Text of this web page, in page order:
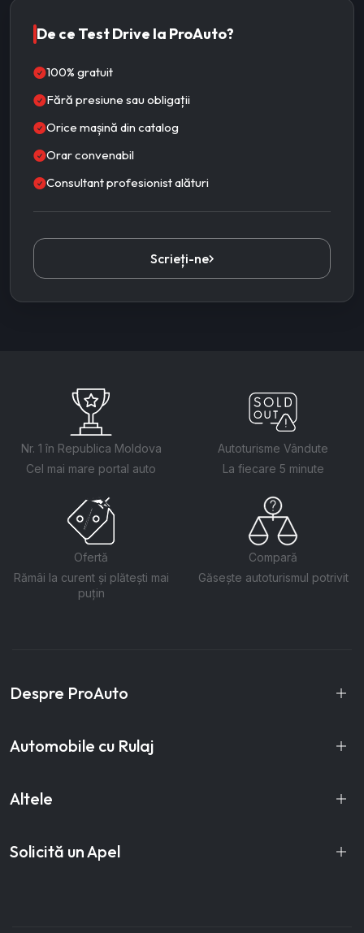
De ce Test Drive la ProAuto?
100% gratuit
Fără presiune sau obligații
Orice mașină din catalog
Orar convenabil
Consultant profesionist alături
Scrieți-ne
Nr. 1 în Republica Moldova
Cel mai mare portal auto
Autoturisme Vândute
La fiecare 5 minute
Ofertă
Rămâi la curent și plătești mai
puțin
Compară
Găsește autoturismul potrivit
Despre ProAuto
Automobile cu Rulaj
Altele
Solicită un Apel